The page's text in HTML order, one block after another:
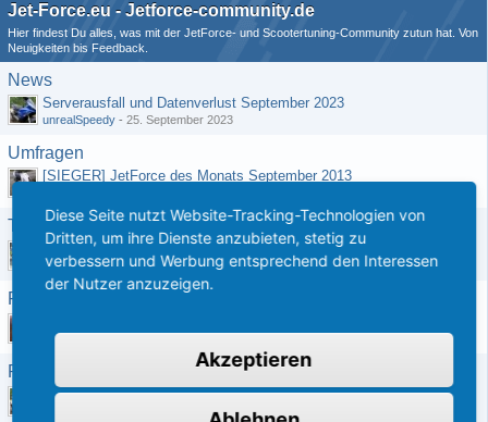
Jet-Force.eu - Jetforce-community.de
Hier findest Du alles, was mit der JetForce- und Scootertuning-Community zutun hat. Von
Neuigkeiten bis Feedback.
News
Serverausfall und Datenverlust September 2023
unrealSpeedy - 25. September 2023
Umfragen
[SIEGER] JetForce des Monats September 2013
Tips/Tricks zur Benutzung der Page
Kupplung Defekt?
trisel-21. Juli 2019
Feedback
ICE-Blader2005
Regeln
Userregeln Marktplatz
Diese Seite nutzt Website-Tracking-Technologien von
Dritten, um ihre Dienste anzubieten, stetig zu
verbessern und Werbung entsprechend den Interessen
der Nutzer anzuzeigen.
Akzeptieren